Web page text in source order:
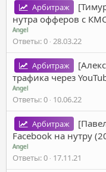
Арбитраж
нутра офферов с
Angel
Ответы 0 28.03.22
Арбитраж
трафика через
Angel
Ответы 0 10.06.22
Арбитраж
Facebook на нутру
Angel
Ответы 0 17.11.21